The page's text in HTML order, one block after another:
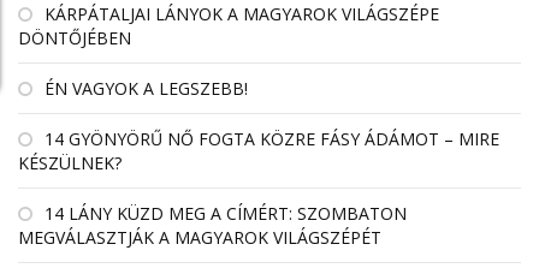
KÁRPÁTALJAI LÁNYOK A MAGYAROK VILÁGSZÉPE
DÖNTŐJÉBEN
ÉN VAGYOK A LEGSZEBB!
14 GYÖNYÖRŰ NŐ FOGTA KÖZRE FÁSY ÁDÁMOT – MIRE
KÉSZÜLNEK?
14 LÁNY KÜZD MEG A CÍMÉRT: SZOMBATON
MEGVÁLASZTJÁK A MAGYAROK VILÁGSZÉPÉT